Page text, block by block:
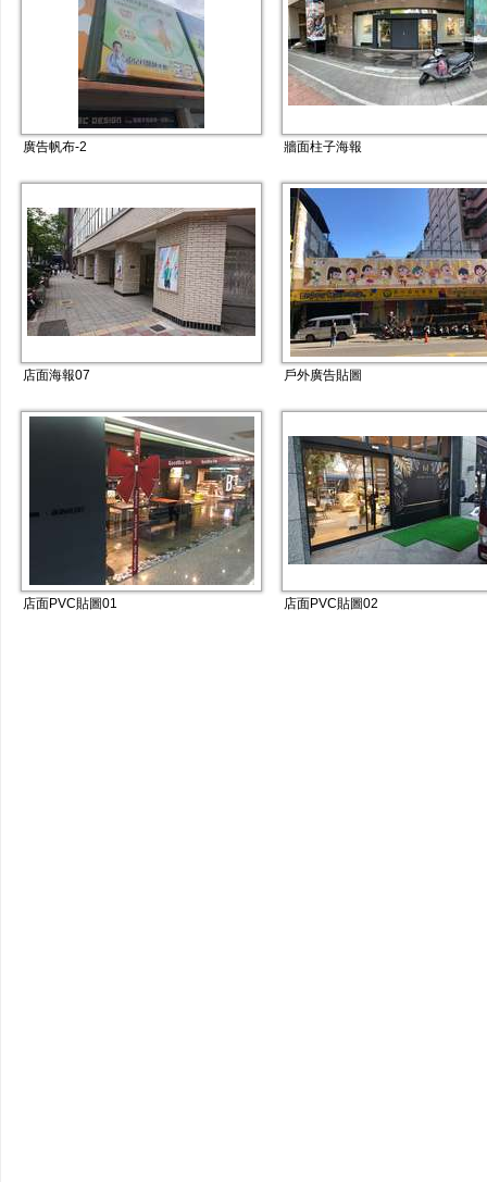
廣告帆布-2 牆面柱子海報
店面海報07 戶外廣告貼圖
店面PVC貼圖01 店面PVC貼圖02